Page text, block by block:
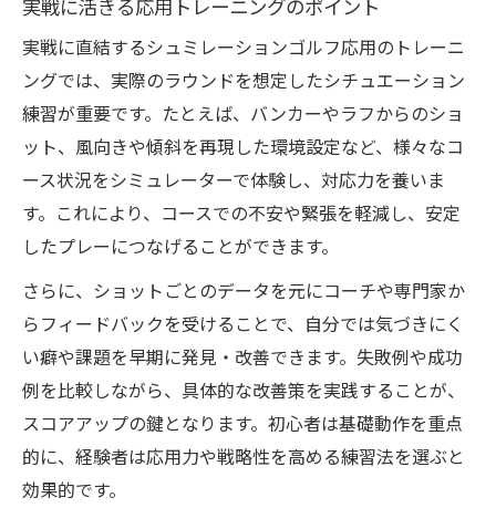
実戦に活きる応用トレーニングのポイント
実戦に直結するシュミレーションゴルフ応用のトレーニ
ングでは、実際のラウンドを想定したシチュエーション
練習が重要です。たとえば、バンカーやラフからのショ
ット、風向きや傾斜を再現した環境設定など、様々なコ
ース状況をシミュレーターで体験し、対応力を養いま
す。これにより、コースでの不安や緊張を軽減し、安定
したプレーにつなげることができます。
さらに、ショットごとのデータを元にコーチや専門家か
らフィードバックを受けることで、自分では気づきにく
い癖や課題を早期に発見・改善できます。失敗例や成功
例を比較しながら、具体的な改善策を実践することが、
スコアアップの鍵となります。初心者は基礎動作を重点
的に、経験者は応用力や戦略性を高める練習法を選ぶと
効果的です。